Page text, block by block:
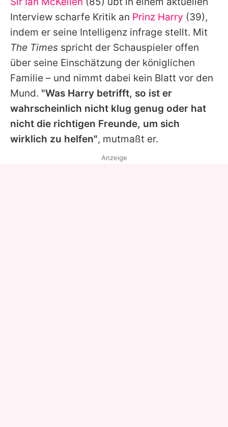
Alle Themen auf Promiflash
Jobs
App runterladen
Team
Redaktionelle Richtlinien
Impressum
Datenschutzerklärung
Nutzungsbedingungen
Interview scharfe Kritik an Prinz Harry (39),
indem er seine Intelligenz infrage stellt. Mit
The Times spricht der Schauspieler offen
über seine Einschätzung der königlichen
Familie – und nimmt dabei kein Blatt vor den
Mund. "Was Harry betrifft, so ist er
wahrscheinlich nicht klug genug oder hat
nicht die richtigen Freunde, um sich
wirklich zu helfen", mutmaßt er.
Anzeige